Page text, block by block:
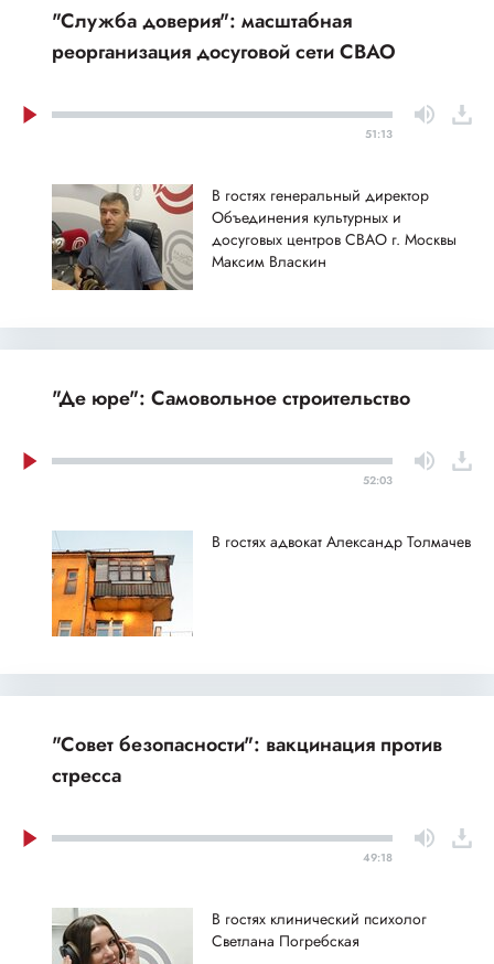
"Служба доверия": масштабная
реорганизация досуговой сети СВАО
51:13
В гостях генеральный директор
Объединения культурных и
досуговых центров СВАО г. Москвы
Максим Власкин
"Де юре": Самовольное строительство
52:03
В гостях адвокат Александр Толмачев
"Совет безопасности": вакцинация против
стресса
49:18
В гостях клинический психолог
Светлана Погребская